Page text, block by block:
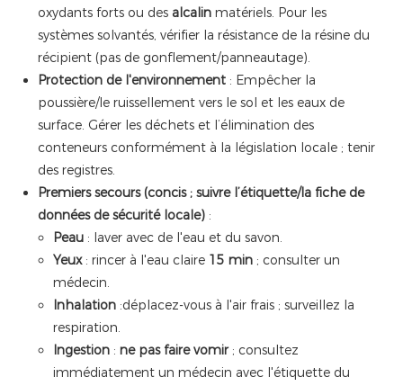
oxydants forts ou des alcalin matériels. Pour les
systèmes solvantés, vérifier la résistance de la résine du
récipient (pas de gonflement/panneautage).
Protection de l'environnement : Empêcher la
poussière/le ruissellement vers le sol et les eaux de
surface. Gérer les déchets et l’élimination des
conteneurs conformément à la législation locale ; tenir
des registres.
Premiers secours (concis ; suivre l’étiquette/la fiche de
données de sécurité locale) :
Peau : laver avec de l'eau et du savon.
Yeux : rincer à l'eau claire 15 min ; consulter un
médecin.
Inhalation :déplacez-vous à l'air frais ; surveillez la
respiration.
Ingestion : ne pas faire vomir ; consultez
immédiatement un médecin avec l'étiquette du